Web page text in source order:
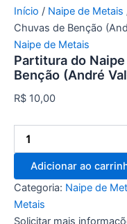
Início / Naipe de Metais
Chuvas de Benção
Naipe de Metais
Partitura do
Benção (André
R$ 10,00
Adicionar ao
Categoria: Naipe de
Metais
Solicitar mais